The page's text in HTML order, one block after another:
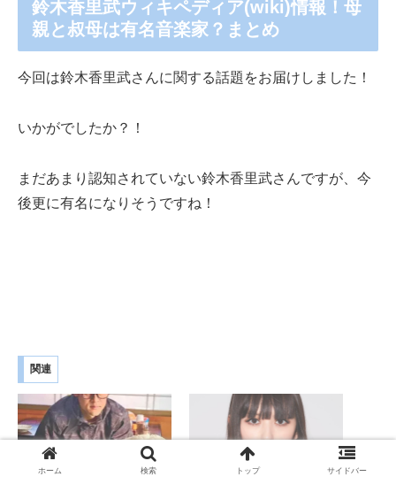
鈴木香里武ウィキペディア(wiki)情報！母
親と叔母は有名音楽家？まとめ
今回は鈴木香里武さんに関する話題をお届けしました！
いかがでしたか？！
まだあまり認知されていない鈴木香里武さんですが、今
後更に有名になりそうですね！
関連
ホーム 検索 トップ サイドバー